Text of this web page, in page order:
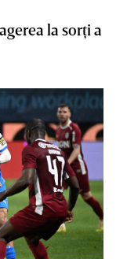
la sorţi a